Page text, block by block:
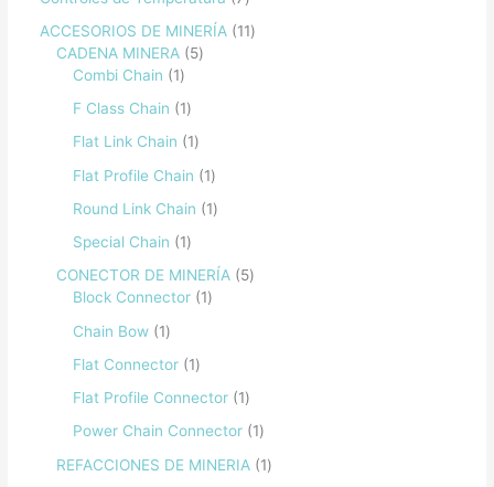
ACCESORIOS DE MINERÍA
11
CADENA MINERA
5
Combi Chain
1
F Class Chain
1
Flat Link Chain
1
Flat Profile Chain
1
Round Link Chain
1
Special Chain
1
CONECTOR DE MINERÍA
5
Block Connector
1
Chain Bow
1
Flat Connector
1
Flat Profile Connector
1
Power Chain Connector
1
REFACCIONES DE MINERIA
1